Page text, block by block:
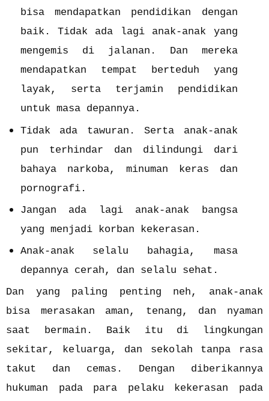
bisa mendapatkan pendidikan dengan
baik.Tidak ada lagi anak-anak yang
mengemis di jalanan. Dan mereka
mendapatkan tempat berteduh yang
layak, serta terjamin pendidikan
untuk masa depannya.
Tidak ada tawuran. Serta anak-anak
pun terhindar dan dilindungi dari
bahaya narkoba, minuman keras dan
pornografi.
Jangan ada lagi anak-anak bangsa
yang menjadi korban kekerasan.
Anak-anak selalu bahagia, masa
depannya cerah, dan selalu sehat.
Dan yang paling penting neh, anak-anak
bisa merasakan aman, tenang, dan nyaman
saat bermain. Baik itu di lingkungan
sekitar, keluarga, dan sekolah tanpa rasa
takut dan cemas. Dengan diberikannya
hukuman pada para pelaku kekerasan pada